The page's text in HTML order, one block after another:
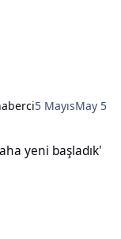
5 MayısMay 5
yeni başladık'